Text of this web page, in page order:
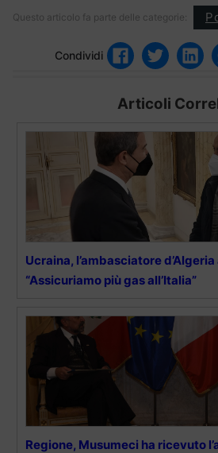
Questo articolo fa parte delle categorie:
Condividi
Articoli
Ucraina, l’ambasciatore
“Assicuriamo più gas all’Italia”
Regione, Musumeci ha ricevuto